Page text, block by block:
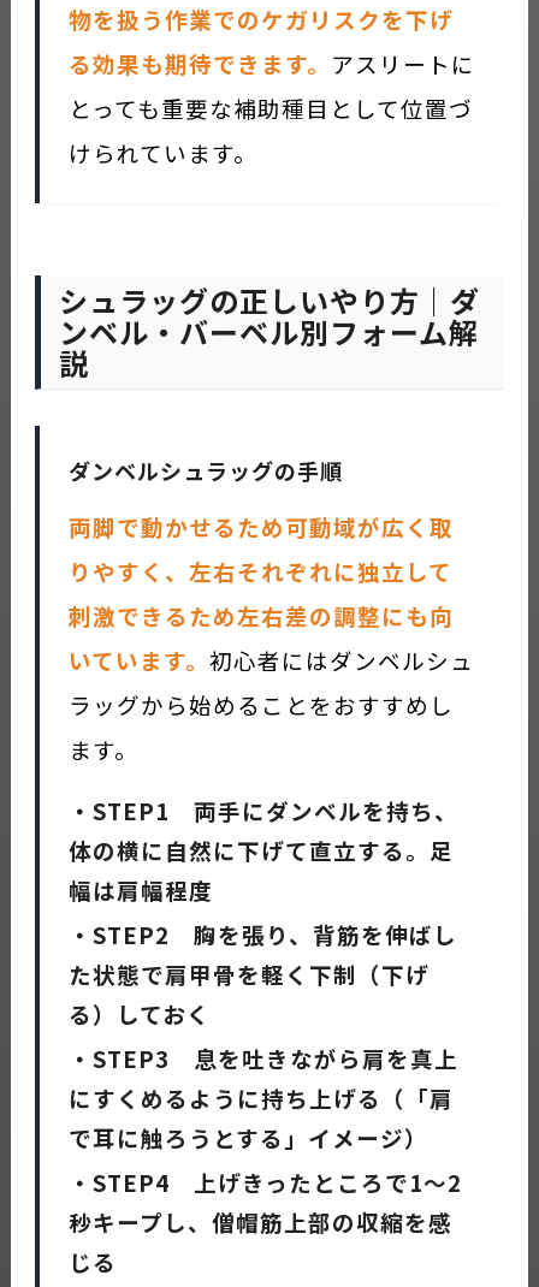
物を扱う作業でのケガリスクを下げ
る効果も期待できます。 アスリートに
とっても重要な補助種目として位置づ
けられています。
シュラッグの正しいやり方｜ダ
ンベル・バーベル別フォーム解
説
ダンベルシュラッグの手順
両脚で動かせるため可動域が広く取
りやすく、左右それぞれに独立して
刺激できるため左右差の調整にも向
いています。 初心者にはダンベルシュ
ラッグから始めることをおすすめし
ます。
・STEP1 両手にダンベルを持ち、
体の横に自然に下げて直立する。足
幅は肩幅程度
・STEP2 胸を張り、背筋を伸ばし
た状態で肩甲骨を軽く下制（下げ
る）しておく
・STEP3 息を吐きながら肩を真上
にすくめるように持ち上げる（「肩
で耳に触ろうとする」イメージ）
・STEP4 上げきったところで1〜2
秒キープし、僧帽筋上部の収縮を感
じる